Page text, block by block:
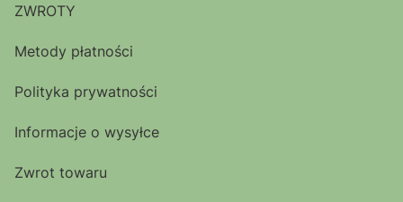
ZWROTY
Metody płatności
Polityka prywatności
Informacje o wysyłce
Zwrot towaru